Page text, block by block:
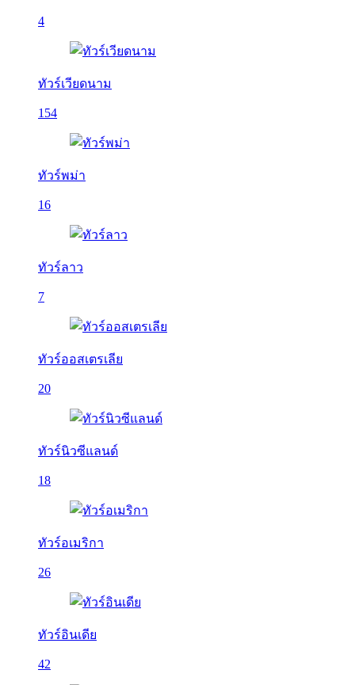
4
ทัวร์เวียดนาม
154
ทัวร์พม่า
16
ทัวร์ลาว
7
ทัวร์ออสเตรเลีย
20
ทัวร์นิวซีแลนด์
18
ทัวร์อเมริกา
26
ทัวร์อินเดีย
42